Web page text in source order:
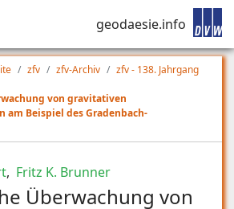
geodaesie.info
zfv zfv-Archiv
zfv - 138. Jahrgang
von gravitativen
am Beispiel des Gradenbach-
, Fritz K. Brunner
Überwachung von